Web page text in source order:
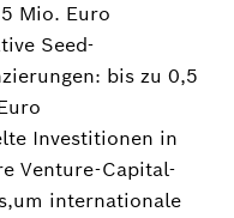
Mio. Euro
Seed-
bis zu 0,5
Investitionen in
Venture-Capital-
internationale